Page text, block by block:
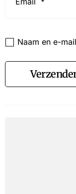
Naam en e-